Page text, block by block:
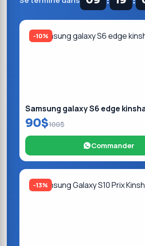
-10%
Samsung galaxy S6 edge
90$100$
Commander
-13%